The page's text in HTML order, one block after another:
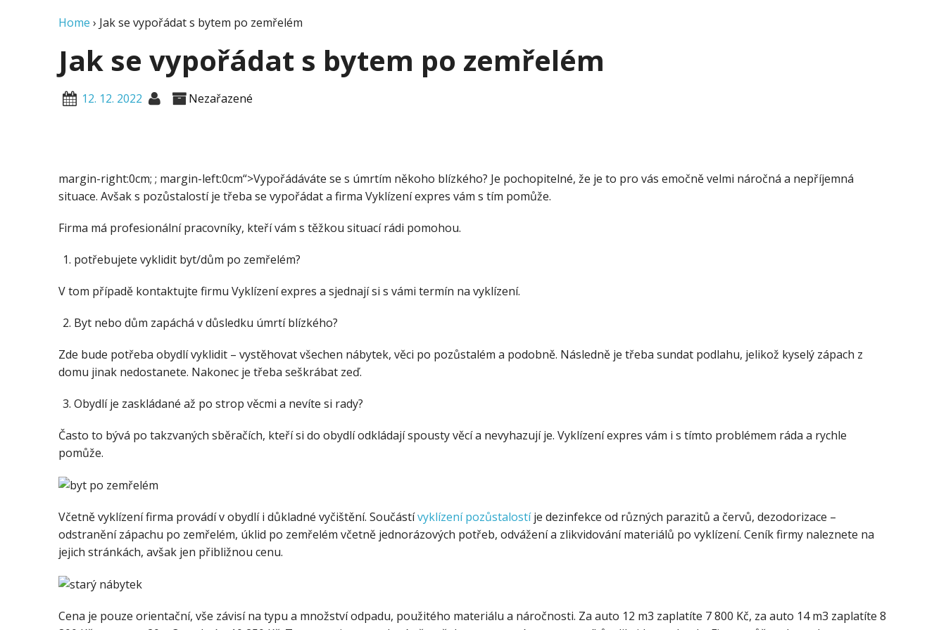
Home › Jak se vypořádat s bytem po zemřelém
Jak se vypořádat s bytem po zemřelém
12. 12. 2022 Nezařazené
margin-right:0cm; ; margin-left:0cm“>Vypořádáváte se s úmrtím někoho blízkého? Je pochopitelné, že je to pro vás emočně velmi náročná a nepříjemná
situace. Avšak s pozůstalostí je třeba se vypořádat a firma Vyklízení expres vám s tím pomůže.
Firma má profesionální pracovníky, kteří vám s těžkou situací rádi pomohou.
potřebujete vyklidit byt/dům po zemřelém?
V tom případě kontaktujte firmu Vyklízení expres a sjednají si s vámi termín na vyklízení.
Byt nebo dům zapáchá v důsledku úmrtí blízkého?
Zde bude potřeba obydlí vyklidit – vystěhovat všechen nábytek, věci po pozůstalém a podobně. Následně je třeba sundat podlahu, jelikož kyselý zápach z
domu jinak nedostanete. Nakonec je třeba seškrábat zeď.
Obydlí je zaskládané až po strop věcmi a nevíte si rady?
Často to bývá po takzvaných sběračích, kteří si do obydlí odkládají spousty věcí a nevyhazují je. Vyklízení expres vám i s tímto problémem ráda a rychle
pomůže.
Včetně vyklízení firma provádí v obydlí i důkladné vyčištění. Součástívyklízení pozůstalostíje dezinfekce od různých parazitů a červů, dezodorizace –
odstranění zápachu po zemřelém, úklid po zemřelém včetně jednorázových potřeb, odvážení a zlikvidování materiálů po vyklízení. Ceník firmy naleznete na
jejich stránkách, avšak jen přibližnou cenu.
Cena je pouze orientační, vše závisí na typu a množství odpadu, použitého materiálu a náročnosti. Za auto 12 m3 zaplatíte 7 800 Kč, za auto 14 m3 zaplatíte 8